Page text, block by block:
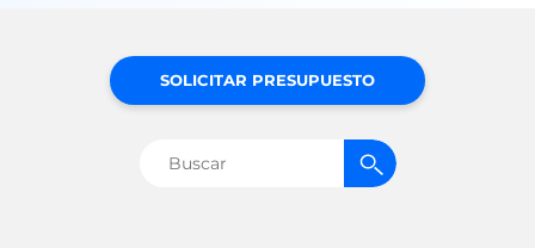
SOLICITAR PRESUPUESTO
Buscar: